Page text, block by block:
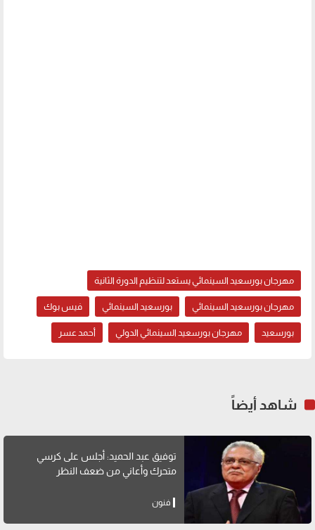
مهرجان بورسعيد السينمائي يستعد لتنظيم الدورة الثانية
مهرجان بورسعيد السينمائي بورسعيد السينمائي فيس بوك
بورسعيد مهرجان بورسعيد السينمائي الدولي أحمد عسر
شاهد أيضاً
توفيق عبد الحميد: أجلس على كرسي
متحرك وأعاني من ضعف النظر
فنون